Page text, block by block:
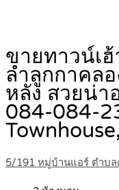
ขายทาวน์เ
ลำลูกกาคล
หลัง สวยน่า
084-084-
5/191 หมู่บ้านแอร์ ตำบ